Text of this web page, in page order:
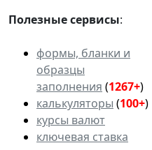
Полезные сервисы:
формы, бланки и
образцы
заполнения (1267+)
калькуляторы (100+)
курсы валют
ключевая ставка